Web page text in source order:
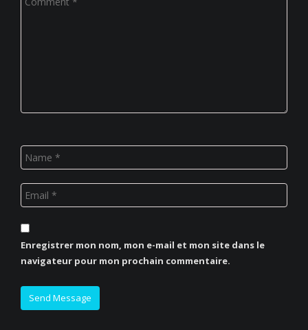
Enregistrer mon nom, mon e-mail et mon site dans le
navigateur pour mon prochain commentaire.